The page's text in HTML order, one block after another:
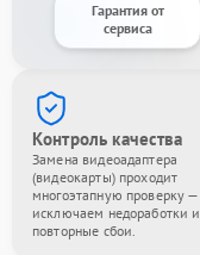
Гарантия от
сервиса
Контроль качества
Замена видеоадаптера
(видеокарты) проходит
многоэтапную проверку —
исключаем недоработки и
повторные сбои.